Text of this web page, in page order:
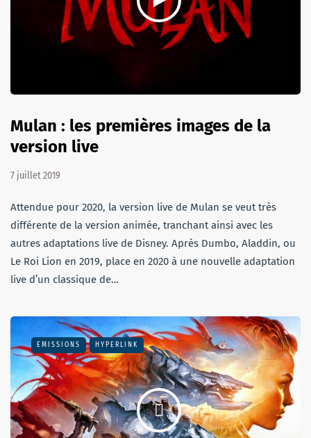
Mulan : les premières images de la
version live
7 juillet 2019
Attendue pour 2020, la version live de Mulan se veut très
différente de la version animée, tranchant ainsi avec les
autres adaptations live de Disney. Après Dumbo, Aladdin, ou
Le Roi Lion en 2019, place en 2020 à une nouvelle adaptation
live d’un classique de…
EMISSIONS HYPERLINK